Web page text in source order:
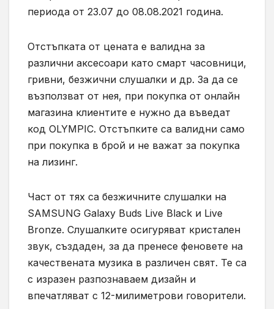
периода от 23.07 до 08.08.2021 година.
Отстъпката от цената е валидна за
различни аксесоари като смарт часовници,
гривни, безжични слушалки и др. За да се
възползват от нея, при покупка от онлайн
магазина клиентите е нужно да въведат
код OLYMPIC. Отстъпките са валидни само
при покупка в брой и не важат за покупка
на лизинг.
Част от тях са безжичните слушалки на
SAMSUNG Galaxy Buds Live Black и Live
Bronze. Слушалките осигуряват кристален
звук, създаден, за да пренесе феновете на
качествената музика в различен свят. Те са
с изразен разпознаваем дизайн и
впечатляват с 12-милиметрови говорители.